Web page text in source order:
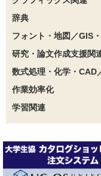
辞典
フォント・地図／GIS
研究・論文作成支援関
数式処理・化学・CAD
作業効率化
学習関連